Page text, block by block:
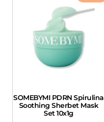
SOMEBYMI PDRN Spirulina
Soothing Sherbet Mask
Set 10x1g